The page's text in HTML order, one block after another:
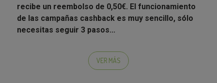
recibe un reembolso de 0,50€. El funcionamiento
de las campañas cashback es muy sencillo, sólo
necesitas seguir 3 pasos...
un producto de la nueva gama
y guarda el ticket de compra.
VER MÁS